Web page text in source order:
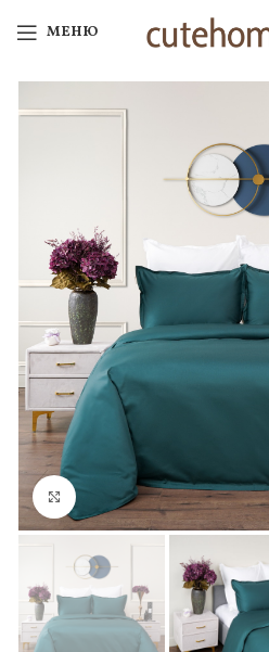
МЕНЮ
Нажмите, чтобы увеличить